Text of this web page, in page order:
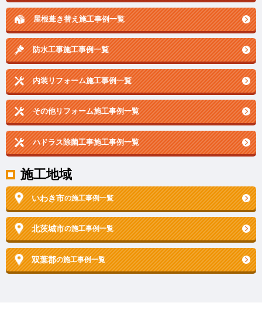
屋根葺き替え施工事例一覧
防水工事施工事例一覧
内装リフォーム施工事例一覧
その他リフォーム施工事例一覧
ハドラス除菌工事施工事例一覧
施工地域
いわき市の施工事例一覧
北茨城市の施工事例一覧
双葉郡の施工事例一覧